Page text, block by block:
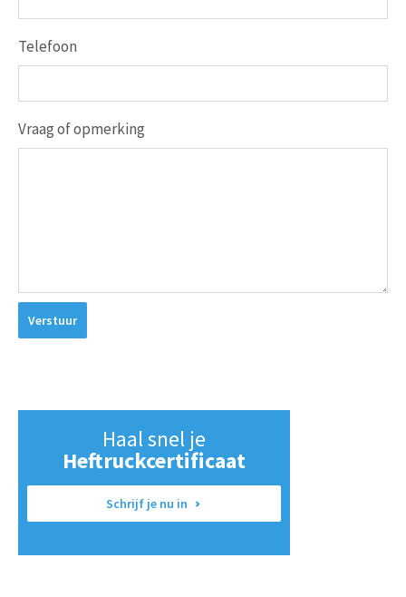
Telefoon
Vraag of opmerking
Verstuur
Haal snel je
Heftruckcertificaat
Schrijf je nu in